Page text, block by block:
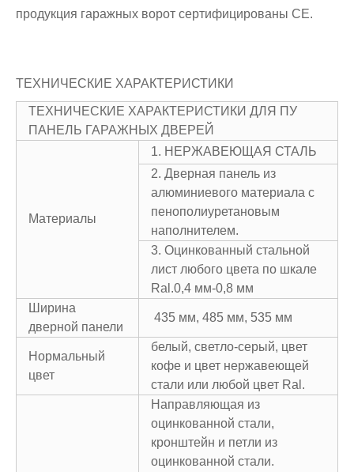
продукция гаражных ворот сертифицированы CE.
ТЕХНИЧЕСКИЕ ХАРАКТЕРИСТИКИ
ТЕХНИЧЕСКИЕ ХАРАКТЕРИСТИКИ ДЛЯ ПУ
ПАНЕЛЬ ГАРАЖНЫХ ДВЕРЕЙ
Материалы
1. НЕРЖАВЕЮЩАЯ СТАЛЬ
2. Дверная панель из
алюминиевого материала с
пенополиуретановым
наполнителем.
3. Оцинкованный стальной
лист любого цвета по шкале
Ral.0,4 мм-0,8 мм
Ширина
дверной панели
435 мм, 485 мм, 535 мм
Нормальный
цвет
белый, светло-серый, цвет
кофе и цвет нержавеющей
стали или любой цвет Ral.
Направляющая из
оцинкованной стали,
кронштейн и петли из
оцинкованной стали.